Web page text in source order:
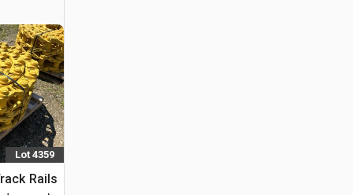
Lot 4359
Rails